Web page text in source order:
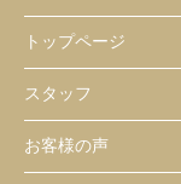
トップページ
スタッフ
お客様の声